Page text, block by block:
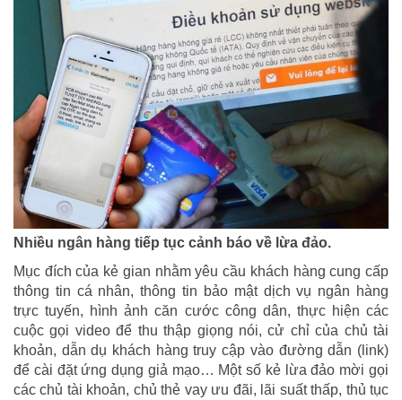
Nhiều ngân hàng tiếp tục cảnh báo về lừa đảo.
Mục đích của kẻ gian nhằm yêu cầu khách hàng cung cấp
thông tin cá nhân, thông tin bảo mật dịch vụ ngân hàng
trực tuyến, hình ảnh căn cước công dân, thực hiện các
cuộc gọi video để thu thập giọng nói, cử chỉ của chủ tài
khoản, dẫn dụ khách hàng truy cập vào đường dẫn (link)
để cài đặt ứng dụng giả mạo… Một số kẻ lừa đảo mời gọi
các chủ tài khoản, chủ thẻ vay ưu đãi, lãi suất thấp, thủ tục